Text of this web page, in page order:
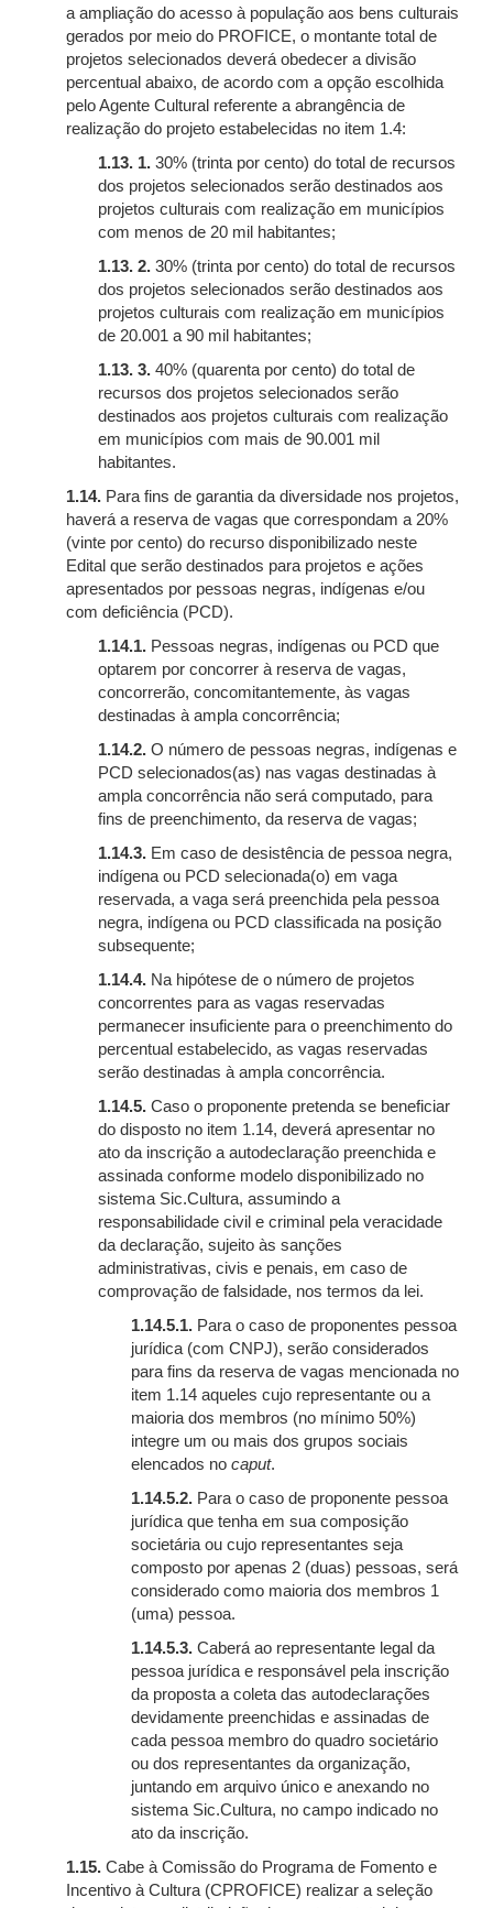
a ampliação do acesso à população aos bens culturais
gerados por meio do PROFICE, o montante total de
projetos selecionados deverá obedecer a divisão
percentual abaixo, de acordo com a opção escolhida
pelo Agente Cultural referente a abrangência de
realização do projeto estabelecidas no item 1.4:
1.13. 1.30% (trinta por cento) do total de recursos
dos projetos selecionados serão destinados aos
projetos culturais com realização em municípios
com menos de 20 mil habitantes;
1.13. 2. 30% (trinta por cento) do total de recursos
dos projetos selecionados serão destinados aos
projetos culturais com realização em municípios
de 20.001 a 90 mil habitantes;
1.13. 3. 40% (quarenta por cento) do total de
recursos dos projetos selecionados serão
destinados aos projetos culturais com realização
em municípios com mais de 90.001 mil
habitantes.
1.14.Para fins de garantia da diversidade nos projetos,
haverá a reserva de vagas que correspondam a 20%
(vinte por cento) do recurso disponibilizado neste
Edital que serão destinados para projetos e ações
apresentados por pessoas negras, indígenas e/ou
com deficiência (PCD).
1.14.1. Pessoas negras, indígenas ou PCD que
optarem por concorrer à reserva de vagas,
concorrerão, concomitantemente, às vagas
destinadas à ampla concorrência;
1.14.2.O número de pessoas negras, indígenas e
PCD selecionados(as) nas vagas destinadas à
ampla concorrência não será computado, para
fins de preenchimento, da reserva de vagas;
1.14.3. Em caso de desistência de pessoa negra,
indígena ou PCD selecionada(o) em vaga
reservada, a vaga será preenchida pela pessoa
negra, indígena ou PCD classificada na posição
subsequente;
1.14.4. Na hipótese de o número de projetos
concorrentes para as vagas reservadas
permanecer insuficiente para o preenchimento do
percentual estabelecido, as vagas reservadas
serão destinadas à ampla concorrência.
1.14.5. Caso o proponente pretenda se beneficiar
do disposto no item 1.14, deverá apresentar no
ato da inscrição a autodeclaração preenchida e
assinada conforme modelo disponibilizado no
sistema Sic.Cultura, assumindo a
responsabilidade civil e criminal pela veracidade
da declaração, sujeito às sanções
administrativas, civis e penais, em caso de
comprovação de falsidade, nos termos da lei.
1.14.5.1. Para o caso de proponentes pessoa
jurídica (com CNPJ), serão considerados
para fins da reserva de vagas mencionada no
item 1.14 aqueles cujo representante ou a
maioria dos membros (no mínimo 50%)
integre um ou mais dos grupos sociais
elencados nocaput.
1.14.5.2. Para o caso de proponente pessoa
jurídica que tenha em sua composição
societária ou cujo representantes seja
composto por apenas 2 (duas) pessoas, será
considerado como maioria dos membros 1
(uma) pessoa.
1.14.5.3. Caberá ao representante legal da
pessoa jurídica e responsável pela inscrição
da proposta a coleta das autodeclarações
devidamente preenchidas e assinadas de
cada pessoa membro do quadro societário
ou dos representantes da organização,
juntando em arquivo único e anexando no
sistema Sic.Cultura, no campo indicado no
ato da inscrição.
1.15. Cabe à Comissão do Programa de Fomento e
Incentivo à Cultura (CPROFICE) realizar a seleção